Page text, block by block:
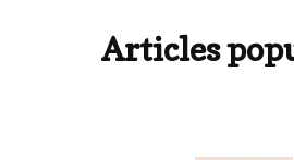
Articles